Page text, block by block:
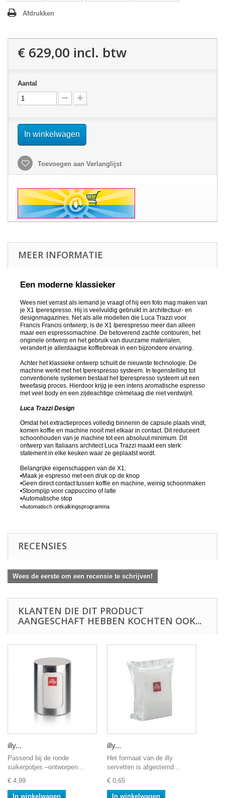
Afdrukken
€ 629,00 incl. btw
Aantal
In winkelwagen
Toevoegen aan Verlanglijst
MEER INFORMATIE
Een moderne klassieker
Wees niet verrast als iemand je vraagt of hij een foto mag maken van
je X1 Iperespresso. Hij is veelvuldig gebruikt in architectuur- en
designmagazines. Net als alle modellen die Luca Trazzi voor
Francis Francis ontwierp, is de X1 Iperespresso meer dan alleen
maar een espressomachine. De betoverend zachte contouren, het
originele ontwerp en het gebruik van duurzame materialen,
verandert je allerdaagse koffiebreak in een bijzondere ervaring.
Achter het klassieke ontwerp schuilt de nieuwste technologie. De
machine werkt met het Iperespresso systeem. In tegenstelling tot
conventionele systemen bestaat het Iperespresso systeem uit een
tweefasig proces. Hierdoor krijg je een intens aromatische espresso
met veel body en een zijdeachtige crèmelaag die niet verdwijnt.
Luca Trazzi Design
Omdat het extractieproces volledig binnenin de capsule plaats vindt,
komen koffie en machine nooit met elkaar in contact. Dit reduceert
schoonhouden van je machine tot een absoluut minimum. Dit
ontwerp van Italiaans architect Luca Trazzi maakt een sterk
statement in elke keuken waar ze geplaatst wordt.
Belangrijke eigenschappen van de X1:
•Maak je espresso met een druk op de knop
•Geen direct contact tussen koffie en machine, weinig schoonmaken
•Stoompijp voor cappuccino of latte
•Automatische stop
•Automatisch ontkalkingsprogramma
RECENSIES
Wees de eerste om een recensie te schrijven!
KLANTEN DIE DIT PRODUCT
AANGESCHAFT HEBBEN KOCHTEN OOK...
illy...
Passend bij de ronde
suikerpotjes –ontworpen...
€ 4,99
In winkelwagen
illy...
Het formaat van de illy
servetten is afgestemd...
€ 0,65
In winkelwagen